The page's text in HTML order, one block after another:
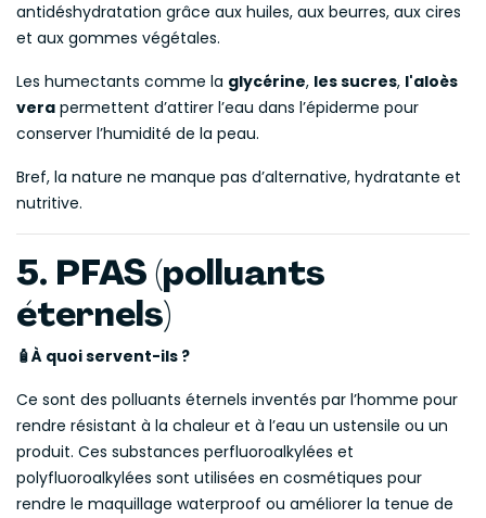
antidéshydratation grâce aux huiles, aux beurres, aux cires
et aux gommes végétales.
Les humectants comme la glycérine, les sucres, l'aloès
vera permettent d’attirer l’eau dans l’épiderme pour
conserver l’humidité de la peau.
Bref, la nature ne manque pas d’alternative, hydratante et
nutritive.
5. PFAS (polluants
éternels)
🧴À quoi servent-ils ?
Ce sont des polluants éternels inventés par l’homme pour
rendre résistant à la chaleur et à l’eau un ustensile ou un
produit. Ces substances perfluoroalkylées et
polyfluoroalkylées sont utilisées en cosmétiques pour
rendre le maquillage waterproof ou améliorer la tenue de